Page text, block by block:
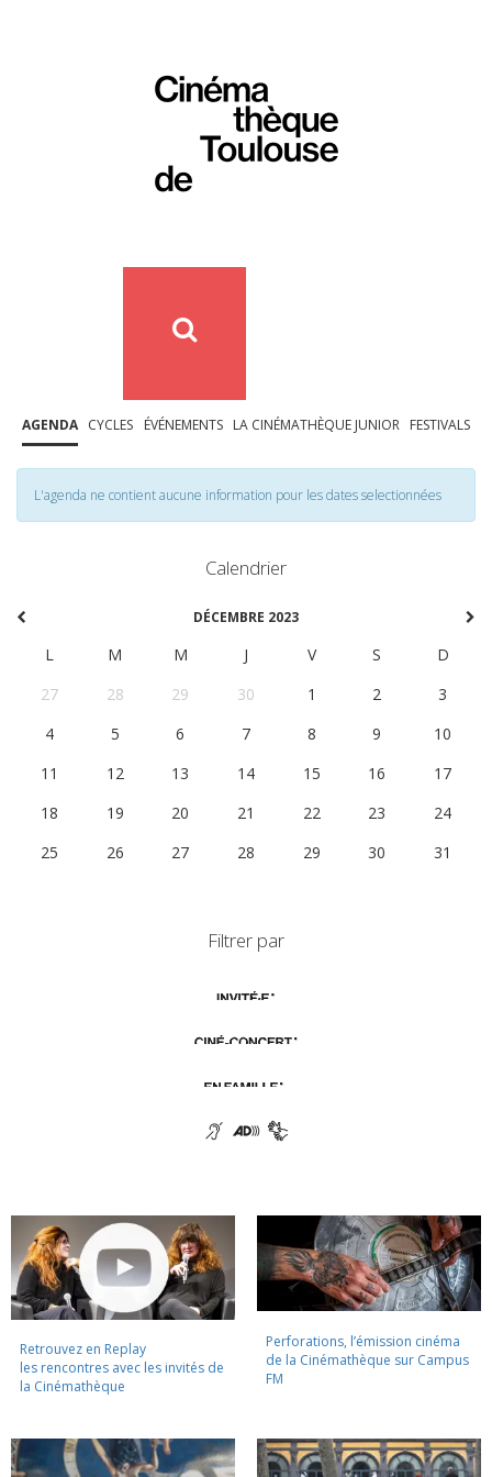
AGENDA CYCLES ÉVÉNEMENTS LA CINÉMATHÈQUE JUNIOR FESTIVALS
L'agenda ne contient aucune information pour les dates selectionnées
Calendrier
DÉCEMBRE 2023
L M M J V S
D
27
28 29 30 1 2
3
4
5 6 7 8 9
10
11
12 13 14 15 16
17
18
19 20 21 22 23
24
25
26 27 28 29 30 31
Filtrer par
Retrouvez en Replay
les rencontres avec les invités de
la Cinémathèque
Perforations, l’émission cinéma
de la Cinémathèque sur Campus
FM